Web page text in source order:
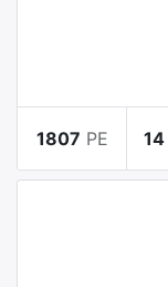
1807 PE 14